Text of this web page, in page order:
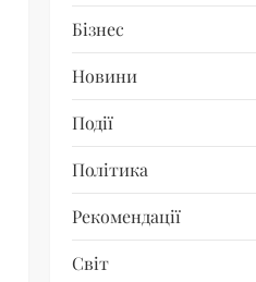
Бізнес
Новини
Події
Політика
Рекомендації
Світ